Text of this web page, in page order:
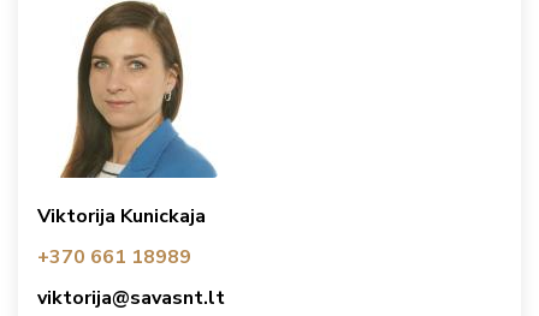
Viktorija Kunickaja
+370 661 18989
viktorija@savasnt.lt